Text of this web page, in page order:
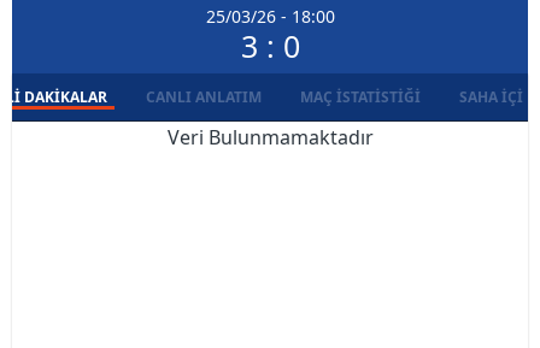
25/03/26 - 18:00
3 : 0
DAKIKALAR CANLI ANLATIM MAÇ İSTATISTIĞI SAHA İÇI
Veri Bulunmamaktadır